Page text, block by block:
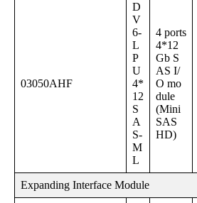
03050AHF
D
V
6-
L
P
U
4*
12
S
A
S-
M
L
4 ports
4*12
Gb S
AS I/
O mo
dule
(Mini
SAS
HD)
Expanding Interface Module